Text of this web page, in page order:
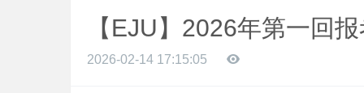
【EJU】2026年第一回
2026-02-14 17:15:05